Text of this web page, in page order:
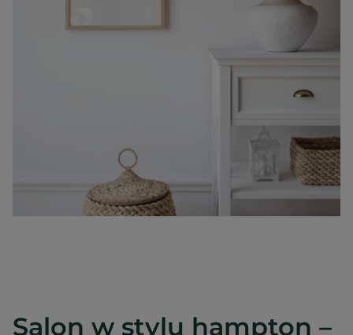
Salon w stylu hampton –